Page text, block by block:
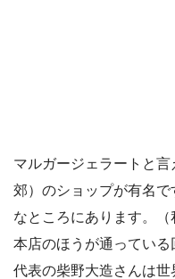
マルガージェラートと
郊）のショップが有名
なところにあります。
本店のほうが通っている
代表の柴野大造さんは